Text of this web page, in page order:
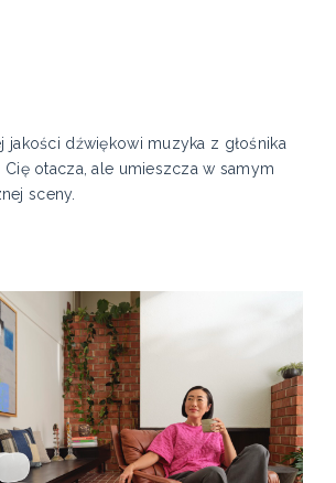
jakości dźwiękowi muzyka z głośnika
Cię otacza, ale umieszcza w samym
sceny.